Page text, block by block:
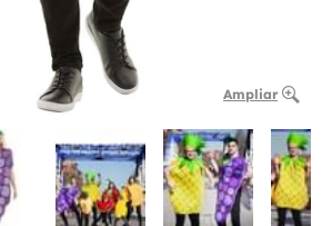
Ampliar